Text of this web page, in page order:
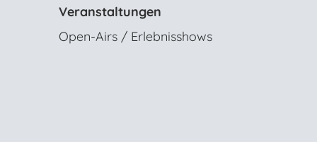
Veranstaltungen
Open-Airs / Erlebnisshows